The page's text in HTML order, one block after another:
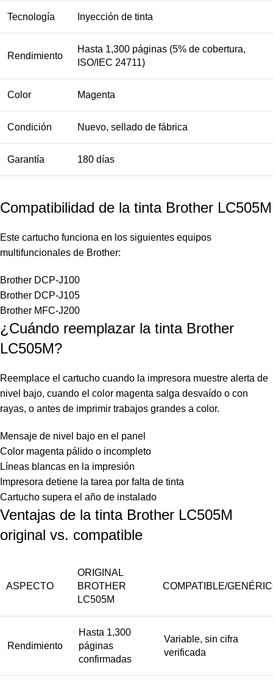
Tecnología Inyección de tinta
Rendimiento
Hasta 1,300 páginas (5% de cobertura,
ISO/IEC 24711)
Color Magenta
Condición Nuevo, sellado de fábrica
Garantía 180 días
Compatibilidad de la tinta Brother LC505M
Este cartucho funciona en los siguientes equipos
multifuncionales de Brother:
Brother DCP-J100
Brother DCP-J105
Brother MFC-J200
¿Cuándo reemplazar la tinta Brother
LC505M?
Reemplace el cartucho cuando la impresora muestre alerta de
nivel bajo, cuando el color magenta salga desvaído o con
rayas, o antes de imprimir trabajos grandes a color.
Mensaje de nivel bajo en el panel
Color magenta pálido o incompleto
Líneas blancas en la impresión
Impresora detiene la tarea por falta de tinta
Cartucho supera el año de instalado
Ventajas de la tinta Brother LC505M
original vs. compatible
ASPECTO
ORIGINAL
BROTHER
LC505M
COMPATIBLE/
Rendimiento
Hasta 1,300
páginas
confirmadas
Variable, sin cifra
verificada